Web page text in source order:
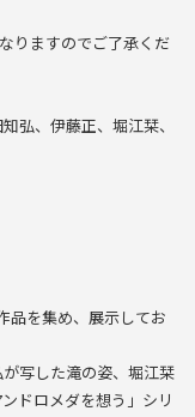
りますのでご了承くだ
弘、 伊藤正、 堀江栞、
を集め、展示してお
が写した滝の姿、 堀江栞
ドロメダを想う」シリ